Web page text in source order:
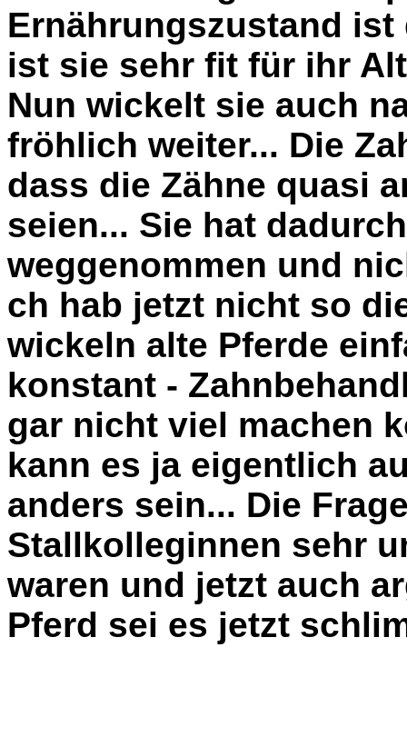
Ernährungszustand
ist sie sehr fit für ihr
Nun wickelt sie auch
fröhlich weiter... Die
dass die Zähne quasi
seien... Sie hat
weggenommen und
ch hab jetzt nicht so
wickeln alte Pferde
konstant -
gar nicht viel machen
kann es ja eigentlich
anders sein... Die
Stallkolleginnen sehr
waren und jetzt auch
Pferd sei es jetzt